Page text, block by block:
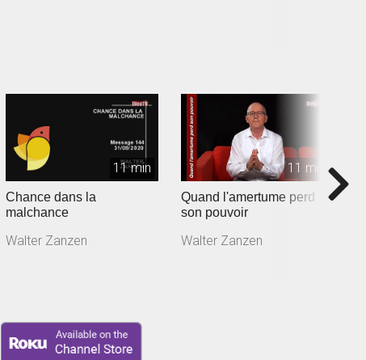
11 min
Chance dans la
malchance
Walter Zanzen
11 min
Quand l'amertume perd
son pouvoir
Walter Zanzen